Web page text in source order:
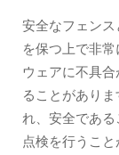
安全なフェン
を保つ上で非
ウェアに不具
ることがあり
れ、安全であ
点検を行うこ